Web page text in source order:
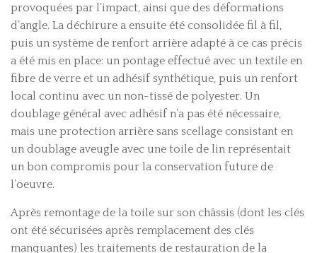
provoquées par l’impact, ainsi que des déformations
d’angle. La déchirure a ensuite été consolidée fil à fil,
puis un système de renfort arrière adapté à ce cas précis
a été mis en place: un pontage effectué avec un textile en
fibre de verre et un adhésif synthétique, puis un renfort
local continu avec un non-tissé de polyester. Un
doublage général avec adhésif n’a pas été nécessaire,
mais une protection arrière sans scellage consistant en
un doublage aveugle avec une toile de lin représentait
un bon compromis pour la conservation future de
l’oeuvre.
Après remontage de la toile sur son châssis (dont les clés
ont été sécurisées après remplacement des clés
manquantes) les traitements de restauration de la